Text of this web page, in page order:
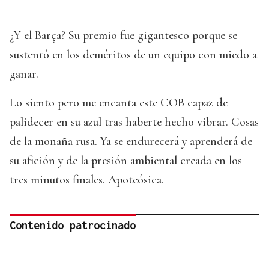
¿Y el Barça? Su premio fue gigantesco porque se
sustentó en los deméritos de un equipo con miedo a
ganar.
Lo siento pero me encanta este COB capaz de
palidecer en su azul tras haberte hecho vibrar. Cosas
de la monaña rusa. Ya se endurecerá y aprenderá de
su afición y de la presión ambiental creada en los
tres minutos finales. Apoteósica.
Contenido patrocinado